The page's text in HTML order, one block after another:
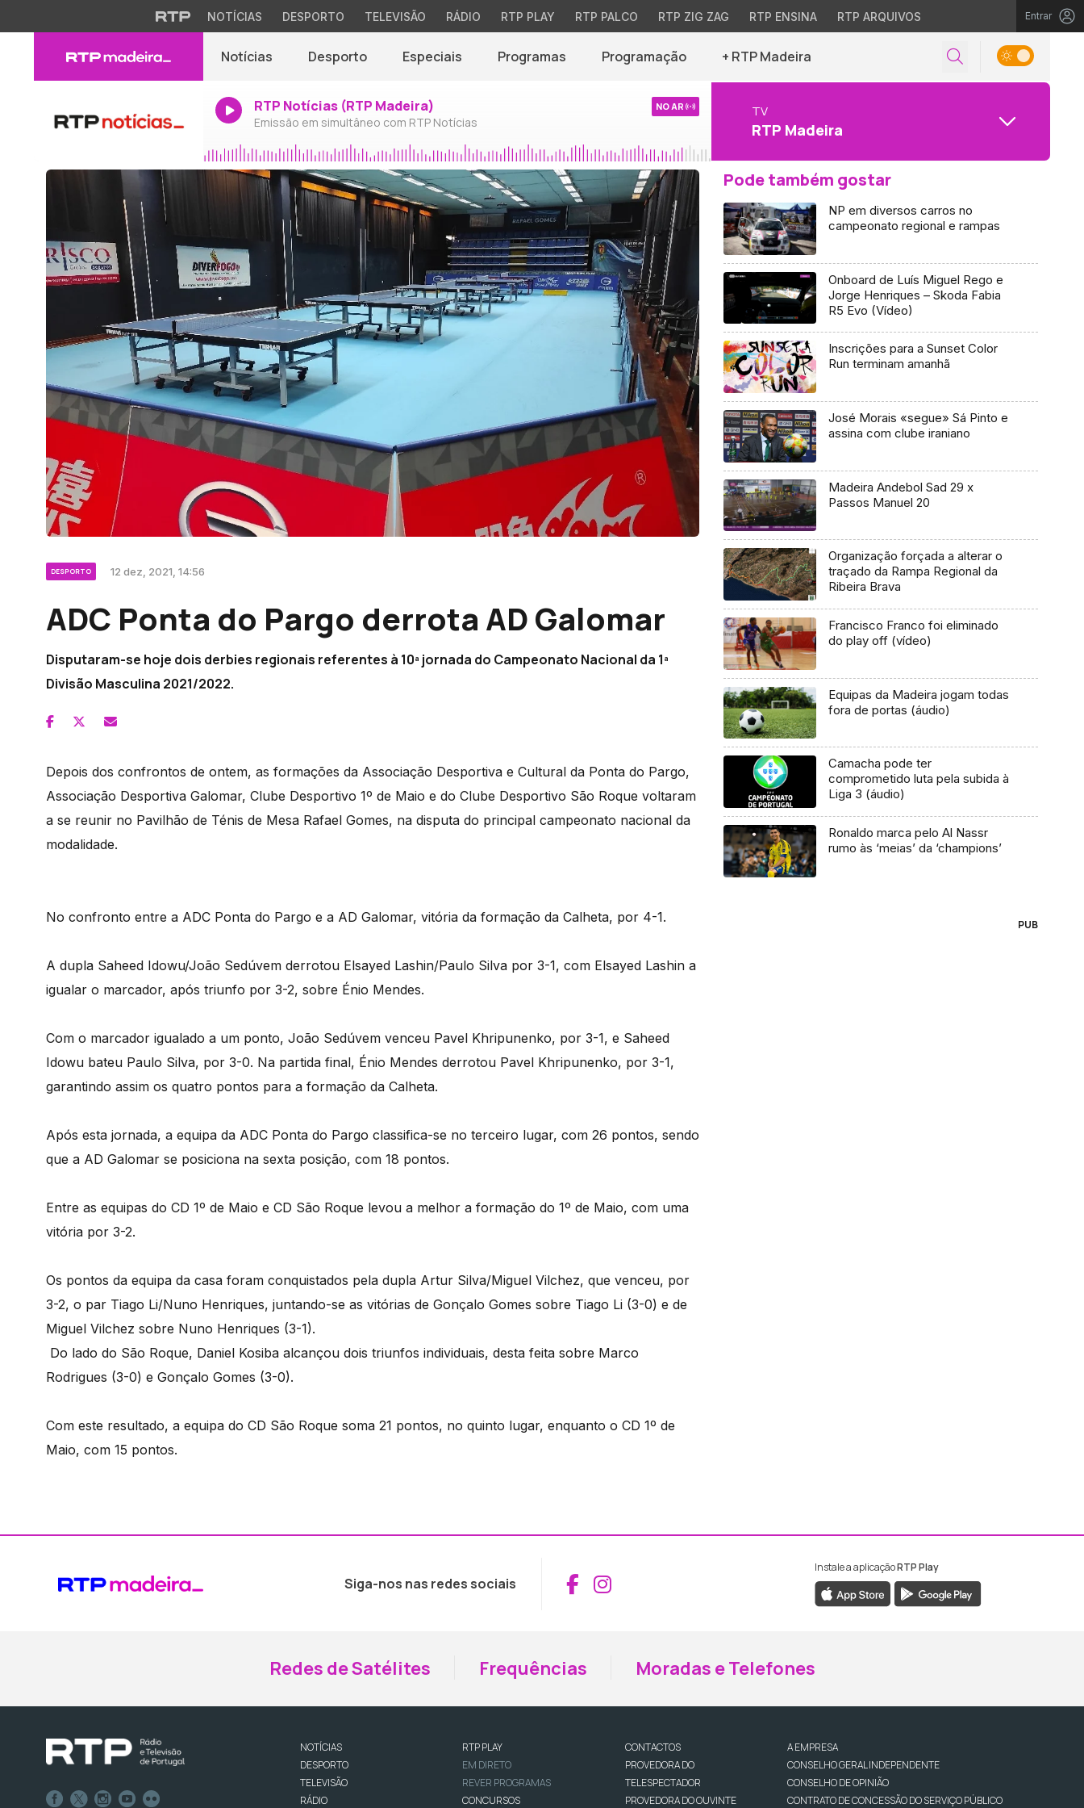
NOTÍCIAS DESPORTO TELEVISÃO RÁDIO RTP PLAY RTP PALCO RTP ZIG ZAG RTP ENSINA RTP ARQUIVOS Entrar
Notícias Desporto Especiais Programas Programação + RTP Madeira
RTP Notícias (RTP Madeira)
Emissão em simultâneo com RTP Notícias
NO AR TV
RTP Madeira
DESPORTO 12 dez, 2021, 14:56
ADC Ponta do Pargo derrota AD Galomar
Disputaram-se hoje dois derbies regionais referentes à 10ª jornada do Campeonato Nacional da 1ª
Divisão Masculina 2021/2022.
Depois dos confrontos de ontem, as formações da Associação Desportiva e Cultural da Ponta do Pargo,
Associação Desportiva Galomar, Clube Desportivo 1º de Maio e do Clube Desportivo São Roque voltaram
a se reunir no Pavilhão de Ténis de Mesa Rafael Gomes, na disputa do principal campeonato nacional da
modalidade.
No confronto entre a ADC Ponta do Pargo e a AD Galomar, vitória da formação da Calheta, por 4-1.
A dupla Saheed Idowu/João Sedúvem derrotou Elsayed Lashin/Paulo Silva por 3-1, com Elsayed Lashin a
igualar o marcador, após triunfo por 3-2, sobre Énio Mendes.
Com o marcador igualado a um ponto, João Sedúvem venceu Pavel Khripunenko, por 3-1, e Saheed
Idowu bateu Paulo Silva, por 3-0. Na partida final, Énio Mendes derrotou Pavel Khripunenko, por 3-1,
garantindo assim os quatro pontos para a formação da Calheta.
Após esta jornada, a equipa da ADC Ponta do Pargo classifica-se no terceiro lugar, com 26 pontos, sendo
que a AD Galomar se posiciona na sexta posição, com 18 pontos.
Entre as equipas do CD 1º de Maio e CD São Roque levou a melhor a formação do 1º de Maio, com uma
vitória por 3-2.
Os pontos da equipa da casa foram conquistados pela dupla Artur Silva/Miguel Vilchez, que venceu, por
3-2, o par Tiago Li/Nuno Henriques, juntando-se as vitórias de Gonçalo Gomes sobre Tiago Li (3-0) e de
Miguel Vilchez sobre Nuno Henriques (3-1).
Do lado do São Roque, Daniel Kosiba alcançou dois triunfos individuais, desta feita sobre Marco
Rodrigues (3-0) e Gonçalo Gomes (3-0).
Com este resultado, a equipa do CD São Roque soma 21 pontos, no quinto lugar, enquanto o CD 1º de
Maio, com 15 pontos.
Pode também gostar
NP em diversos carros no
campeonato regional e rampas
Onboard de Luís Miguel Rego e
Jorge Henriques – Skoda Fabia
R5 Evo (Vídeo)
Inscrições para a Sunset Color
Run terminam amanhã
José Morais «segue» Sá Pinto e
assina com clube iraniano
Madeira Andebol Sad 29 x
Passos Manuel 20
Organização forçada a alterar o
traçado da Rampa Regional da
Ribeira Brava
Francisco Franco foi eliminado
do play off (vídeo)
Equipas da Madeira jogam todas
fora de portas (áudio)
Camacha pode ter
comprometido luta pela subida à
Liga 3 (áudio)
Ronaldo marca pelo Al Nassr
rumo às ‘meias’ da ‘champions’
PUB
Siga-nos nas redes sociais Aceder ao Facebook da RTP Madeira
Aceder ao Instagram da RTP Madeira
Instale a aplicaçãoRTP Play
Redes de Satélites Frequências Moradas e Telefones
NOTÍCIAS
DESPORTO
TELEVISÃO
RÁDIO
RTP PLAY
EM DIRETO
REVER PROGRAMAS
CONCURSOS
CONTACTOS
PROVEDORA DO
TELESPECTADOR
PROVEDORA DO OUVINTE
A EMPRESA
CONSELHO GERAL INDEPENDENTE
CONSELHO DE OPINIÃO
CONTRATO DE CONCESSÃO DO SERVIÇO PÚBLICO